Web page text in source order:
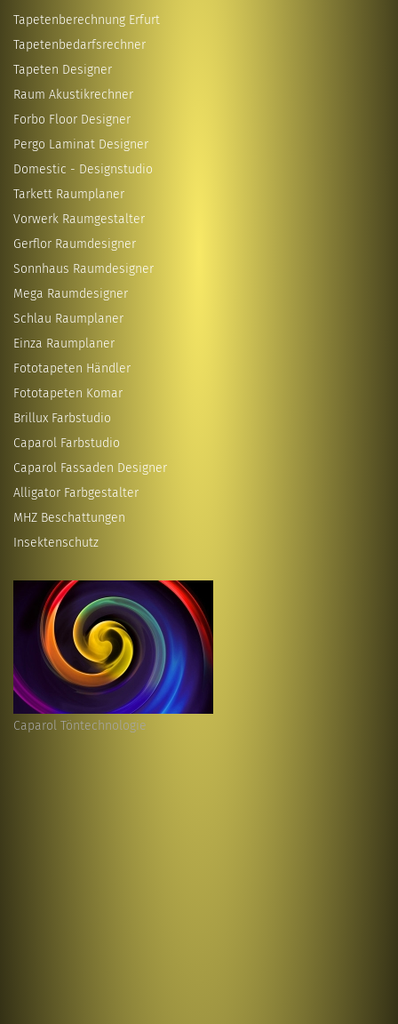
Tapetenberechnung Erfurt
Tapetenbedarfsrechner
Tapeten Designer
Raum Akustikrechner
Forbo Floor Designer
Pergo Laminat Designer
Domestic - Designstudio
Tarkett Raumplaner
Vorwerk Raumgestalter
Gerflor Raumdesigner
Sonnhaus Raumdesigner
Mega Raumdesigner
Schlau Raumplaner
Einza Raumplaner
Fototapeten Händler
Fototapeten Komar
Brillux Farbstudio
Caparol Farbstudio
Caparol Fassaden Designer
Alligator Farbgestalter
MHZ Beschattungen
Insektenschutz
Caparol Töntechnologie